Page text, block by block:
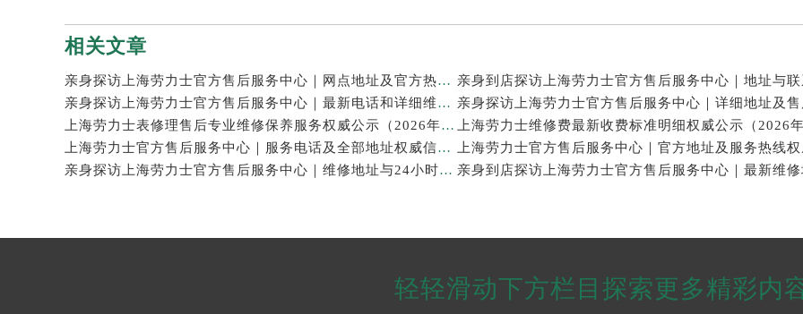
相关文章
亲身探访上海劳力士官方售后服务中心｜网点地址及官方热线（2026年7月最新）
亲身探访上海劳力士官方售后服务中心｜最新电话和详细维修地址（2026年7月最新）
上海劳力士表修理售后专业维修保养服务权威公示（2026年7月最新）
上海劳力士官方售后服务中心｜服务电话及全部地址权威信息公示（2026年7月最新）
亲身探访上海劳力士官方售后服务中心｜维修地址与24小时服务电话（2026年7月最新）
轻轻滑动下方栏目探索更多精彩内